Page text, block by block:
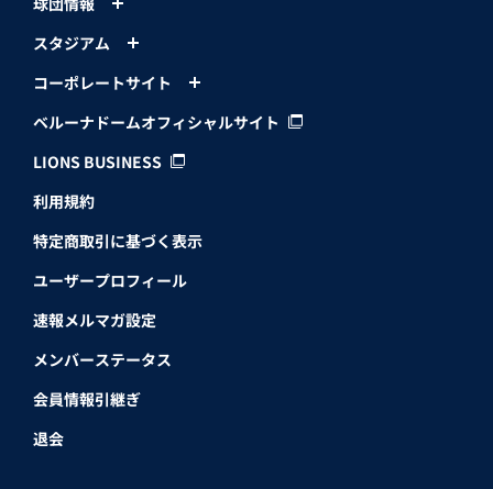
スタジアム
コーポレートサイト
ベルーナドームオフィシャルサイト
LIONS BUSINESS
利用規約
特定商取引に基づく表示
ユーザープロフィール
速報メルマガ設定
メンバーステータス
会員情報引継ぎ
退会